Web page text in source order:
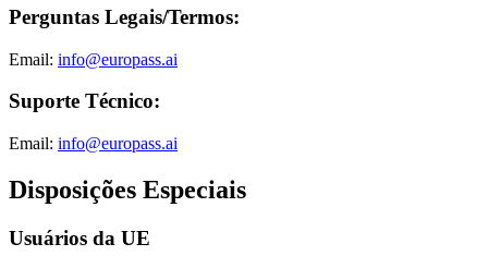
Perguntas Legais/Termos:
Email: info@europass.ai
Suporte Técnico:
Email: info@europass.ai
Disposições Especiais
Usuários da UE